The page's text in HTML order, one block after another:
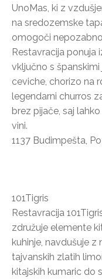
UnoMas, ki z
na sredozemske
omogoči
Restavracija ponuja
vključno s
ceviche, chorizo na
legendarni churros
brez pijače, saj
vini.
1137 Budimpešta,
101Tigris
Restavracija
združuje elemente
kuhinje, navdušuje z
tajvanskih zlatih
kitajskih kumaric do